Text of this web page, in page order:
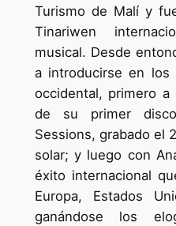
Turismo de Malí y
Tinariwen
musical. Desde
a introducirse en los
occidental, primero
de su primer
Sessions, grabado el
solar; y luego con
éxito internacional
Europa, Estados
ganándose los